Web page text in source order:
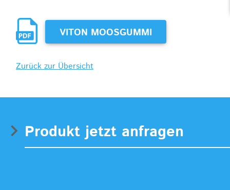
VITON MOOSGUMMI
Zurück zur Übersicht
Produkt jetzt anfragen